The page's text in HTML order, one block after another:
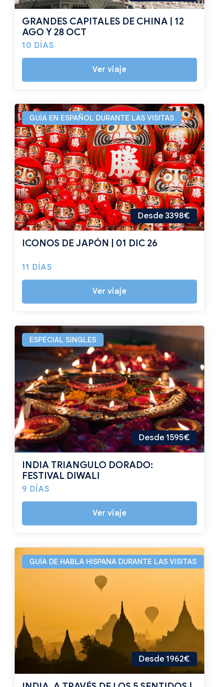
GRANDES CAPITALES DE CHINA | 12
AGO Y 28 OCT
10 DÍAS
Ver viaje
Desde 3398€
GUÍA EN ESPAÑOL DURANTE LAS VISITAS
ICONOS DE JAPÓN | 01 DIC 26
11 DÍAS
Ver viaje
Desde 1595€
ESPECIAL SINGLES
INDIA TRIANGULO DORADO:
FESTIVAL DIWALI
9 DÍAS
Ver viaje
Desde 1962€
GUÍA DE HABLA HISPANA DURANTE LAS VISITAS